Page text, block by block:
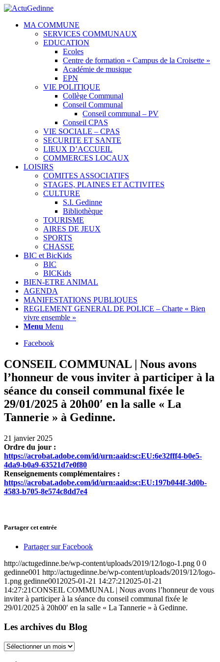
MA COMMUNE
SERVICES COMMUNAUX
EDUCATION
Ecoles
Centre de formation « Campus de la Croisette »
Académie de musique
EPN
VIE POLITIQUE
Collège Communal
Conseil Communal
Conseil communal – PV
Conseil CPAS
VIE SOCIALE – CPAS
SECURITE ET SANTE
LIEUX D’ACCUEIL
COMMERCES LOCAUX
LOISIRS
COMITES ASSOCIATIFS
STAGES, PLAINES ET ACTIVITES
CULTURE
S.I. Gedinne
Bibliothèque
TOURISME
AIRES DE JEUX
SPORTS
CHASSE
BIC et BicKids
BIC
BICKids
BIEN-ETRE ANIMAL
AGENDA
MANIFESTATIONS PUBLIQUES
REGLEMENT GENERAL DE POLICE – Charte « Bien
vivre ensemble »
Menu Menu
Facebook
CONSEIL COMMUNAL | Nous avons
l’honneur de vous inviter à participer à la
séance du conseil communal fixée le
29/01/2025 à 20h00′ en la salle « La
Tannerie » à Gedinne.
21 janvier 2025
Ordre du jour :
https://acrobat.adobe.com/id/urn:aaid:sc:EU:6e32fff4-b0e5-
4da9-b0a9-63521d7e0f80
Renseignements complémentaires :
https://acrobat.adobe.com/id/urn:aaid:sc:EU:197b044f-3d0b-
4583-b705-8e574c8dd7e4
Partager cet entrée
Partager sur Facebook
http://actugedinne.be/wp-content/uploads/2019/12/logo-1.png 0 0
gedinne001 http://actugedinne.be/wp-content/uploads/2019/12/logo-
1.png gedinne001 2025-01-21 14:27:21 2025-01-21
14:27:21CONSEIL COMMUNAL | Nous avons l’honneur de vous
inviter à participer à la séance du conseil communal fixée le
29/01/2025 à 20h00′ en la salle « La Tannerie » à Gedinne.
Les archives du Blog
Les